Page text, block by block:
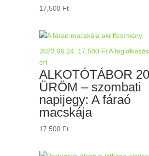
17,500 Ft
2023.06.24. 17,500 Ft A
ért
ALKOTÓTÁBOR
ÜRÖM – szombati
napijegy: A fáraó
macskája
17,500 Ft